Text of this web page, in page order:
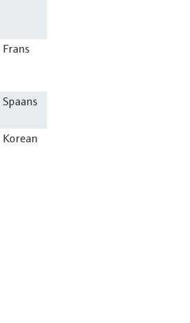
Frans
Spaans
Korean